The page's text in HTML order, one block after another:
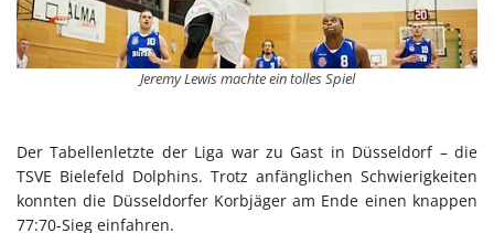
Jeremy Lewis machte ein tolles Spiel
Der Tabellenletzte der Liga war zu Gast in Düsseldorf – die
TSVE Bielefeld Dolphins. Trotz anfänglichen Schwierigkeiten
konnten die Düsseldorfer Korbjäger am Ende einen knappen
77:70-Sieg einfahren.